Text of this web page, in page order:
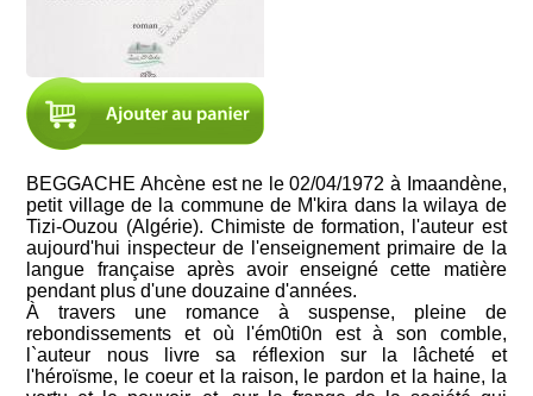
BEGGACHE Ahcène est ne le 02/04/1972 à Imaandène,
petit village de la commune de M'kira dans la wilaya de
Tizi-Ouzou (Algérie). Chimiste de formation, l'auteur est
aujourd'hui inspecteur de l'enseignement primaire de la
langue française après avoir enseigné cette matière
pendant plus d'une douzaine d'années.
À travers une romance à suspense, pleine de
rebondissements et où l'ém0ti0n est à son comble,
l`auteur nous livre sa réflexion sur la lâcheté et
l'héroïsme, le coeur et la raison, le pardon et la haine, la